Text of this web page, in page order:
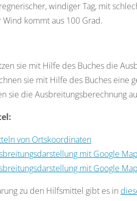
windiger Tag, mit
Wind kommt aus 100 Grad.
sie mit Hilfe des Buches die
sie mit Hilfe des Buches eine
sie die Ausbreitungsberechnung
von Ortskoordinaten
mit Google
mit Google
zu den Hilfsmittel gibt es in